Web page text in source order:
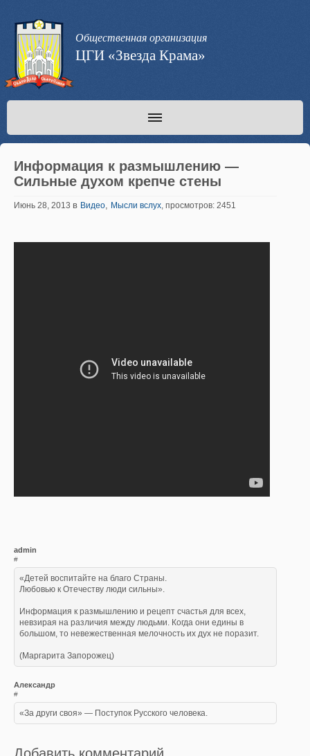
Общественная организация
ЦГИ «Звезда Крама»
Информация к размышлению —
Сильные духом крепче стены
Июнь 28, 2013 в Видео, Мысли вслух, просмотров: 2451
admin
#
«Детей воспитайте на благо Страны.
Любовью к Отечеству люди сильны».
Информация к размышлению и рецепт счастья для всех,
невзирая на различия между людьми. Когда они едины в
большом, то невежественная мелочность их дух не поразит.
(Маргарита Запорожец)
Александр
#
«За други своя» — Поступок Русского человека.